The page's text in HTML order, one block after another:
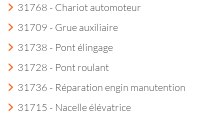
31768 - Chariot automoteur
31709 - Grue auxiliaire
31738 - Pont élingage
31728 - Pont roulant
31736 - Réparation engin manutention
31715 - Nacelle élévatrice